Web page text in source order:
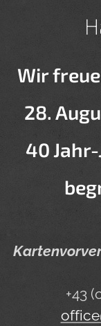
Wir
28.
40
+43